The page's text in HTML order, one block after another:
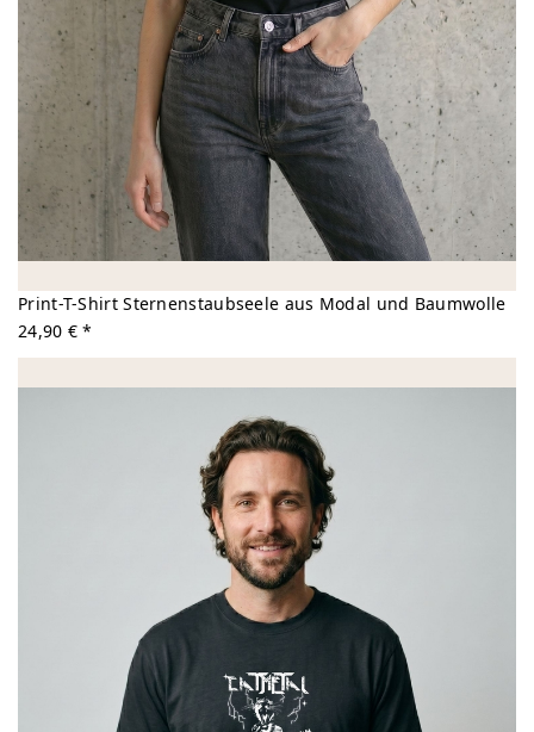
Print-T-Shirt Sternenstaubseele aus Modal und Baumwolle
24,90 € *